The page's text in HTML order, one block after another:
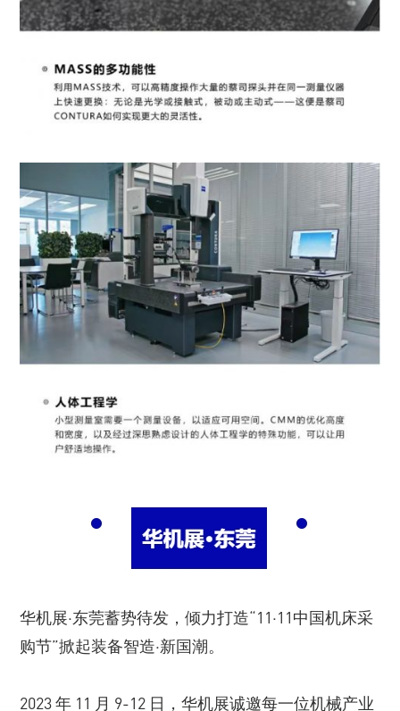
华机展·东莞蓄势待发，倾力打造“11·11中国机床采
购节”掀起装备智造·新国潮。
2023 年 11 月 9-12 日，华机展诚邀每一位机械产业